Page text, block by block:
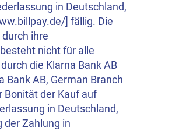
in Deutschland,
] fällig. Die
ihre
nicht für alle
die Klarna Bank AB
Bank AB, German Branch
Bonität der Kauf auf
in Deutschland,
der Zahlung in